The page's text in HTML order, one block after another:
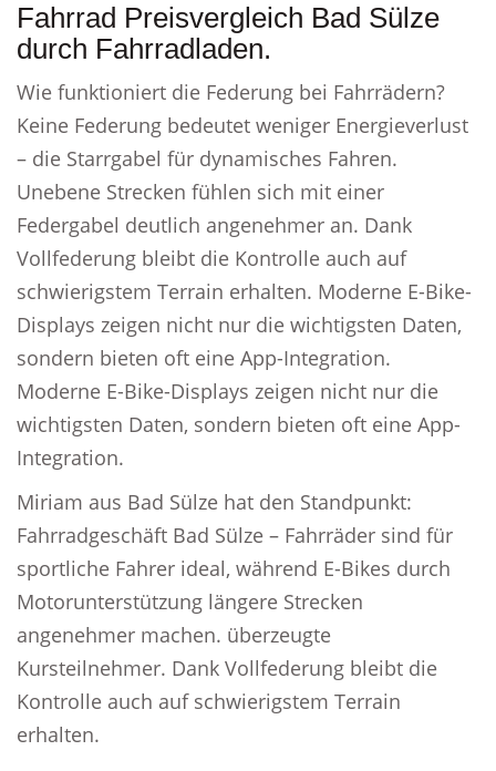
Fahrrad Preisvergleich Bad Sülze
durch Fahrradladen.
Wie funktioniert die Federung bei Fahrrädern?
Keine Federung bedeutet weniger Energieverlust
– die Starrgabel für dynamisches Fahren.
Unebene Strecken fühlen sich mit einer
Federgabel deutlich angenehmer an. Dank
Vollfederung bleibt die Kontrolle auch auf
schwierigstem Terrain erhalten. Moderne E-Bike-
Displays zeigen nicht nur die wichtigsten Daten,
sondern bieten oft eine App-Integration.
Moderne E-Bike-Displays zeigen nicht nur die
wichtigsten Daten, sondern bieten oft eine App-
Integration.
Miriam aus Bad Sülze hat den Standpunkt:
Fahrradgeschäft Bad Sülze – Fahrräder sind für
sportliche Fahrer ideal, während E-Bikes durch
Motorunterstützung längere Strecken
angenehmer machen. überzeugte
Kursteilnehmer. Dank Vollfederung bleibt die
Kontrolle auch auf schwierigstem Terrain
erhalten.